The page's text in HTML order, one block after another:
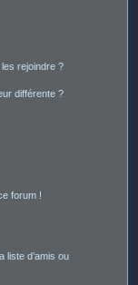
rejoindre ?
différente ?
forum !
liste d’amis ou